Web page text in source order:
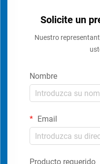
Solicite un
Nuestro
Nombre
Email
Producto requerido